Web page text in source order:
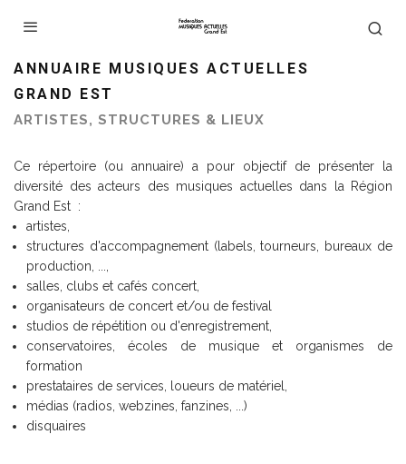
ANNUAIRE MUSIQUES ACTUELLES
GRAND EST
ARTISTES, STRUCTURES & LIEUX
Ce répertoire (ou annuaire) a pour objectif de présenter la
diversité des acteurs des musiques actuelles dans la Région
Grand Est :
artistes,
structures d'accompagnement (labels, tourneurs, bureaux de
production, ...,
salles, clubs et cafés concert,
organisateurs de concert et/ou de festival
studios de répétition ou d'enregistrement,
conservatoires, écoles de musique et organismes de
formation
prestataires de services, loueurs de matériel,
médias (radios, webzines, fanzines, ...)
disquaires